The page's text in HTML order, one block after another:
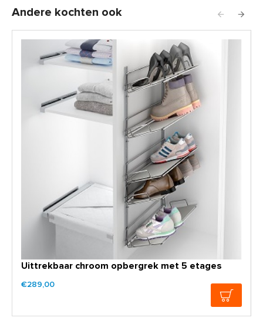
Andere kochten ook
Uittrekbaar chroom opbergrek met 5 etages
€289,00